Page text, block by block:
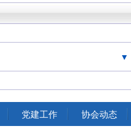
党建工作 协会动态